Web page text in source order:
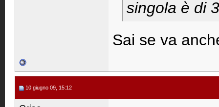
singola è di
Sai se va
10 giugno 09, 15:12